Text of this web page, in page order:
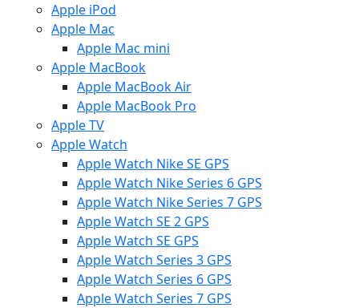
Apple iPod
Apple Mac
Apple Mac mini
Apple MacBook
Apple MacBook Air
Apple MacBook Pro
Apple TV
Apple Watch
Apple Watch Nike SE GPS
Apple Watch Nike Series 6 GPS
Apple Watch Nike Series 7 GPS
Apple Watch SE 2 GPS
Apple Watch SE GPS
Apple Watch Series 3 GPS
Apple Watch Series 6 GPS
Apple Watch Series 7 GPS